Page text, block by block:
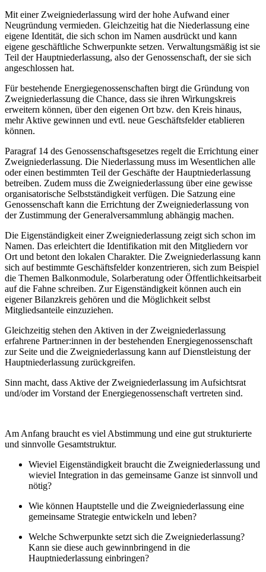
Mit einer Zweigniederlassung wird der hohe Aufwand einer
Neugründung vermieden. Gleichzeitig hat die Niederlassung eine
eigene Identität, die sich schon im Namen ausdrückt und kann
eigene geschäftliche Schwerpunkte setzen. Verwaltungsmäßig ist sie
Teil der Hauptniederlassung, also der Genossenschaft, der sie sich
angeschlossen hat.
Für bestehende Energiegenossenschaften birgt die Gründung von
Zweigniederlassung die Chance, dass sie ihren Wirkungskreis
erweitern können, über den eigenen Ort bzw. den Kreis hinaus,
mehr Aktive gewinnen und evtl. neue Geschäftsfelder etablieren
können.
Paragraf 14 des Genossenschaftsgesetzes regelt die Errichtung einer
Zweigniederlassung. Die Niederlassung muss im Wesentlichen alle
oder einen bestimmten Teil der Geschäfte der Hauptniederlassung
betreiben. Zudem muss die Zweigniederlassung über eine gewisse
organisatorische Selbstständigkeit verfügen. Die Satzung eine
Genossenschaft kann die Errichtung der Zweigniederlassung von
der Zustimmung der Generalversammlung abhängig machen.
Die Eigenständigkeit einer Zweigniederlassung zeigt sich schon im
Namen. Das erleichtert die Identifikation mit den Mitgliedern vor
Ort und betont den lokalen Charakter. Die Zweigniederlassung kann
sich auf bestimmte Geschäftsfelder konzentrieren, sich zum Beispiel
die Themen Balkonmodule, Solarberatung oder Öffentlichkeitsarbeit
auf die Fahne schreiben. Zur Eigenständigkeit können auch ein
eigener Bilanzkreis gehören und die Möglichkeit selbst
Mitgliedsanteile einzuziehen.
Gleichzeitig stehen den Aktiven in der Zweigniederlassung
erfahrene Partner:innen in der bestehenden Energiegenossenschaft
zur Seite und die Zweigniederlassung kann auf Dienstleistung der
Hauptniederlassung zurückgreifen.
Sinn macht, dass Aktive der Zweigniederlassung im Aufsichtsrat
und/oder im Vorstand der Energiegenossenschaft vertreten sind.
Am Anfang braucht es viel Abstimmung und eine gut strukturierte
und sinnvolle Gesamtstruktur.
Wieviel Eigenständigkeit braucht die Zweigniederlassung und
wieviel Integration in das gemeinsame Ganze ist sinnvoll und
nötig?
Wie können Hauptstelle und die Zweigniederlassung eine
gemeinsame Strategie entwickeln und leben?
Welche Schwerpunkte setzt sich die Zweigniederlassung?
Kann sie diese auch gewinnbringend in die
Hauptniederlassung einbringen?